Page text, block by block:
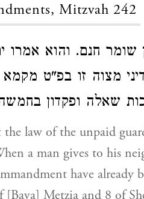
Mitzvah 242
שומר חנם. והוא
מצוה זו בפ"ט
שאלה ופקדון
law of the unpaid
a man gives to his
have already
Metzia and 8 of